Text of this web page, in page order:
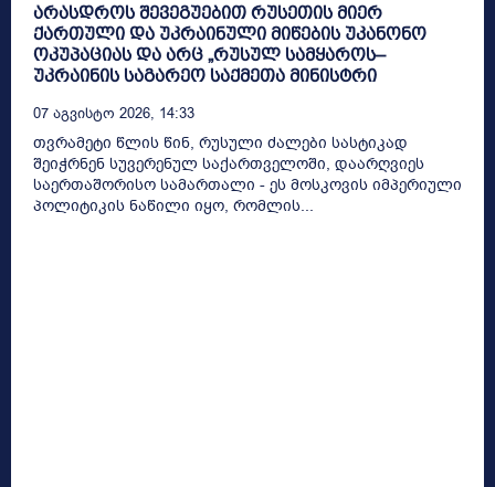
არასდროს შევეგუებით რუსეთის მიერ
ქართული და უკრაინული მიწების უკანონო
ოკუპაციას და არც „რუსულ სამყაროს–
უკრაინის საგარეო საქმეთა მინისტრი
07 Აგვისტო 2026, 14:33
თვრამეტი წლის წინ, რუსული ძალები სასტიკად
შეიჭრნენ სუვერენულ საქართველოში, დაარღვიეს
საერთაშორისო სამართალი - ეს მოსკოვის იმპერიული
პოლიტიკის ნაწილი იყო, რომლის...